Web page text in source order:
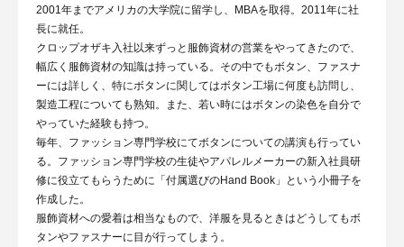
2001年までアメリカの大学院に留学し、MBAを取得。2011年に社
長に就任。
クロップオザキ入社以来ずっと服飾資材の営業をやってきたので、
幅広く服飾資材の知識は持っている。その中でもボタン、ファスナ
ーには詳しく、特にボタンに関してはボタン工場に何度も訪問し、
製造工程についても熟知。また、若い時にはボタンの染色を自分で
やっていた経験も持つ。
毎年、ファッション専門学校にてボタンについての講演も行ってい
る。ファッション専門学校の生徒やアパレルメーカーの新入社員研
修に役立てもらうために「付属選びのHand Book」という小冊子を
作成した。
服飾資材への愛着は相当なもので、洋服を見るときはどうしてもボ
タンやファスナーに目が行ってしまう。